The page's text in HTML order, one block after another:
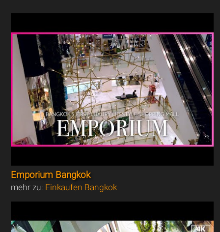
Emporium Bangkok
mehr zu: Einkaufen Bangkok